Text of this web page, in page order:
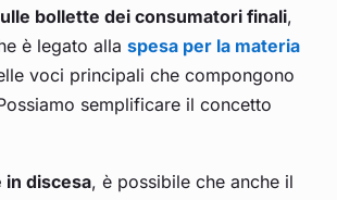
bollette dei consumatori finali,
è legato allaspesa per la materia
voci principali che compongono
semplificare il concetto
in discesa, è possibile che anche il